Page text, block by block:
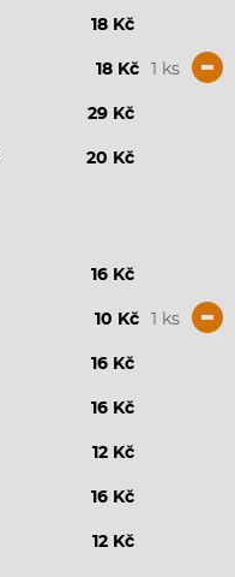
18 Kč
18 Kč 1 ks -
29 Kč
20 Kč
16 Kč
10 Kč 1 ks -
16 Kč
16 Kč
12 Kč
16 Kč
12 Kč